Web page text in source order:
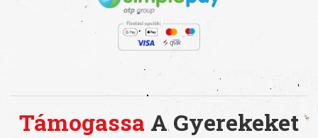
Támogassa A Gyerekeket